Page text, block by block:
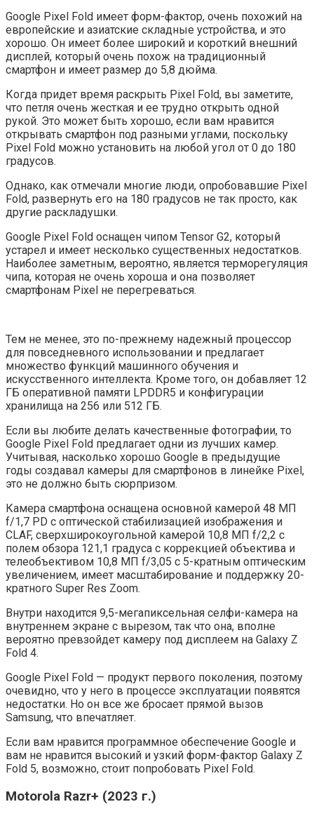
Google Pixel Fold имеет форм-фактор, очень похожий на
европейские и азиатские складные устройства, и это
хорошо. Он имеет более широкий и короткий внешний
дисплей, который очень похож на традиционный
смартфон и имеет размер до 5,8 дюйма.
Когда придет время раскрыть Pixel Fold, вы заметите,
что петля очень жесткая и ее трудно открыть одной
рукой. Это может быть хорошо, если вам нравится
открывать смартфон под разными углами, поскольку
Pixel Fold можно установить на любой угол от 0 до 180
градусов.
Однако, как отмечали многие люди, опробовавшие Pixel
Fold, развернуть его на 180 градусов не так просто, как
другие раскладушки.
Google Pixel Fold оснащен чипом Tensor G2, который
устарел и имеет несколько существенных недостатков.
Наиболее заметным, вероятно, является терморегуляция
чипа, которая не очень хороша и она позволяет
смартфонам Pixel не перегреваться.
Тем не менее, это по-прежнему надежный процессор
для повседневного использовании и предлагает
множество функций машинного обучения и
искусственного интеллекта. Кроме того, он добавляет 12
ГБ оперативной памяти LPDDR5 и конфигурации
хранилища на 256 или 512 ГБ.
Если вы любите делать качественные фотографии, то
Google Pixel Fold предлагает одни из лучших камер.
Учитывая, насколько хорошо Google в предыдущие
годы создавал камеры для смартфонов в линейке Pixel,
это не должно быть сюрпризом.
Камера смартфона оснащена основной камерой 48 МП
f/1,7 PD с оптической стабилизацией изображения и
CLAF, сверхширокоугольной камерой 10,8 МП f/2,2 с
полем обзора 121,1 градуса с коррекцией объектива и
телеобъективом 10,8 МП f/3,05 с 5-кратным оптическим
увеличением, имеет масштабирование и поддержку 20-
кратного Super Res Zoom.
Внутри находится 9,5-мегапиксельная селфи-камера на
внутреннем экране с вырезом, так что она, вполне
вероятно превзойдет камеру под дисплеем на Galaxy Z
Fold 4.
Google Pixel Fold — продукт первого поколения, поэтому
очевидно, что у него в процессе эксплуатации появятся
недостатки. Но он все же бросает прямой вызов
Samsung, что впечатляет.
Если вам нравится программное обеспечение Google и
вам не нравится высокий и узкий форм-фактор Galaxy Z
Fold 5, возможно, стоит попробовать Pixel Fold.
Motorola Razr+ (2023 г.)